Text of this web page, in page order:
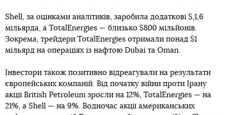
Shell, за оцінками аналітиків, заробила додаткові $,1,6
мільярда, а TotalEnergies — близько $800 мільйонів.
Зокрема, трейдери TotalEnergies отримали понад $1
мільярд на операціях із нафтою Dubai та Oman.
Інвестори також позитивно відреагували на результати
європейських компаній. Від початку війни проти Ірану
акції British Petroleum зросли на 12%, TotalEnergies — на
21%, а Shell — на 9%. Водночас акції американських